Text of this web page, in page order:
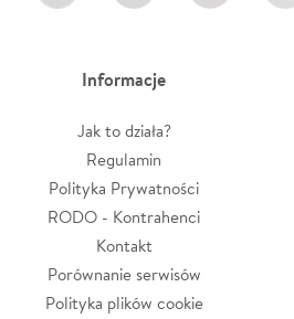
Informacje
Jak to działa?
Regulamin
Polityka Prywatności
RODO - Kontrahenci
Kontakt
Porównanie serwisów
Polityka plików cookie